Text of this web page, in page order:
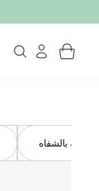
العناية بالشفاه